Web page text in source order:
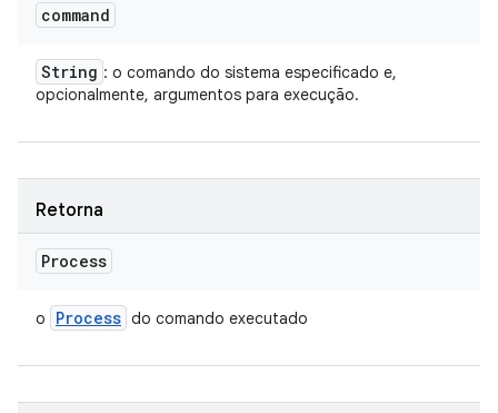
command
String : o comando do sistema especificado e,
opcionalmente, argumentos para execução.
Retorna
Process
o Process do comando executado